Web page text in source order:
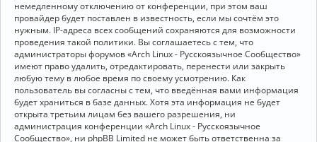
немедленному отключению от конференции, при этом ваш
провайдер будет поставлен в известность, если мы сочтём это
нужным. IP-адреса всех сообщений сохраняются для возможности
проведения такой политики. Вы соглашаетесь с тем, что
администраторы форумов «Arch Linux - Русскоязычное Сообщество»
имеют право удалить, отредактировать, перенести или закрыть
любую тему в любое время по своему усмотрению. Как
пользователь вы согласны с тем, что введённая вами информация
будет храниться в базе данных. Хотя эта информация не будет
открыта третьим лицам без вашего разрешения, ни
администрация конференции «Arch Linux - Русскоязычное
Сообщество», ни phpBB Limited не может быть ответственна за